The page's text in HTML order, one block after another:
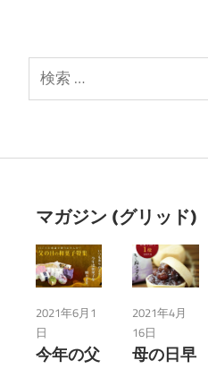
マガジン (グリッド)
2021年6月1
日
今年の父
2021年4月
16日
母の日早